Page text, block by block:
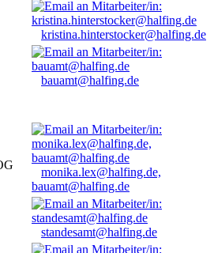
kristina.hinterstocker@halfing.de
bauamt@halfing.de
monika.lex@halfing.de,
bauamt@halfing.de
standesamt@halfing.de